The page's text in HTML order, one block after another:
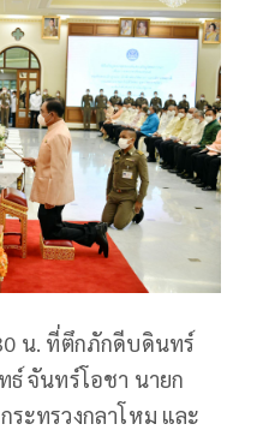
น. ที่ตึกภักดีบดินทร์
ธ์ จันทร์โอชา นายก
ระทรวงกลาโหม และ